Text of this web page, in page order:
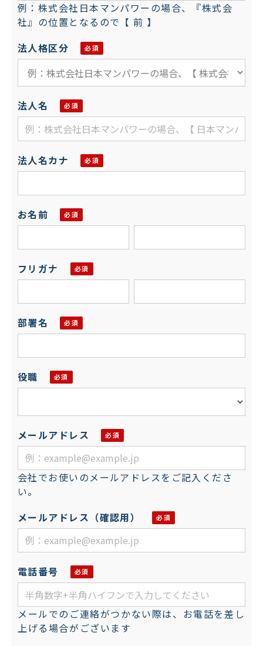
例：株式会社日本マンパワーの場合、『株式会
社』の位置となるので【 前 】
法人格区分
法人名
法人名カナ
お名前
フリガナ
部署名
役職
メールアドレス
会社でお使いのメールアドレスをご記入くださ
い。
メールアドレス（確認用）
電話番号
メールでのご連絡がつかない際は、お電話を差し
上げる場合がございます